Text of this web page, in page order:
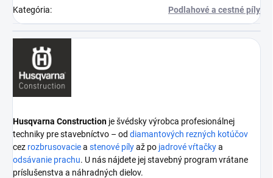
Kategória: Podlahové a cestné píly
Husqvarna Construction je švédsky výrobca profesionálnej
techniky pre stavebníctvo – od diamantových rezných kotúčov
cez rozbrusovaciea stenové pílyaž po jadrové vŕtačkya
odsávanie prachu. U nás nájdete jej stavebný program vrátane
príslušenstva a náhradných dielov.